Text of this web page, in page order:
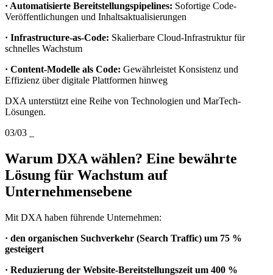
· Automatisierte Bereitstellungspipelines: Sofortige Code-
Veröffentlichungen und Inhaltsaktualisierungen
· Infrastructure-as-Code: Skalierbare Cloud-Infrastruktur für
schnelles Wachstum
· Content-Modelle als Code: Gewährleistet Konsistenz und
Effizienz über digitale Plattformen hinweg
DXA unterstützt eine Reihe von Technologien und MarTech-
Lösungen.
03/03
Warum DXA wählen? Eine bewährte
Lösung für Wachstum auf
Unternehmensebene
Mit DXA haben führende Unternehmen:
· den organischen Suchverkehr (Search Traffic) um 75 %
gesteigert
· Reduzierung der Website-Bereitstellungszeit um 400 %